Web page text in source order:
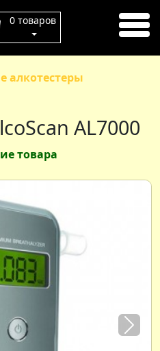
0 товаров
алкотестеры
AL7000
товара
Next